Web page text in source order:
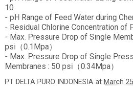
10
- pH Range of Feed Water during
- Residual Chlorine Concentration of
- Max. Pressure Drop of Single
psi（0.1Mpa）
- Max. Pressure Drop of Single
Membranes : 50 psi（0.34Mpa）
PT DELTA PURO INDONESIA at March